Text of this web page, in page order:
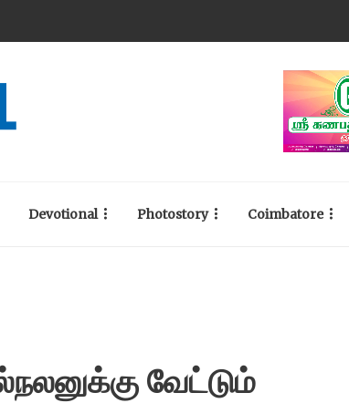
Devotional Photostory Coimbatore
வேட்டும்